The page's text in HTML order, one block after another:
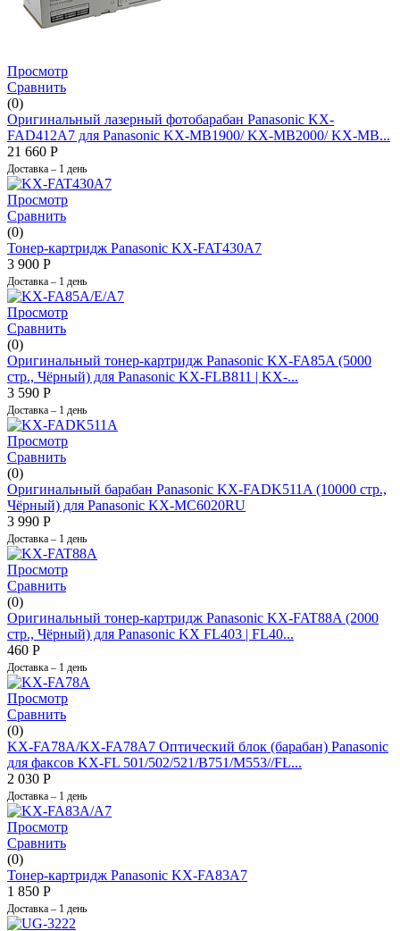
Просмотр
Сравнить
(0)
Оригинальный лазерный фотобарабан Panasonic KX-
FAD412A7 для Panasonic KX-MB1900/ KX-MB2000/ KX-MB...
21 660 Р
Доставка – 1 день
Просмотр
Сравнить
(0)
Тонер-картридж Panasonic KX-FAT430A7
3 900 Р
Доставка – 1 день
Просмотр
Сравнить
(0)
Оригинальный тонер-картридж Panasonic KX-FA85A (5000
стр., Чёрный) для Panasonic KX-FLB811 |​ KX-...
3 590 Р
Доставка – 1 день
Просмотр
Сравнить
(0)
Оригинальный барабан Panasonic KX-FADK511A (10000 стр.,
Чёрный) для Panasonic KX-MC6020RU
3 990 Р
Доставка – 1 день
Просмотр
Сравнить
(0)
Оригинальный тонер-картридж Panasonic KX-FAT88A (2000
стр., Чёрный) для Panasonic KX FL403 | FL40...
460 Р
Доставка – 1 день
Просмотр
Сравнить
(0)
KX-FA78A/KX-FA78A7 Оптический блок (барабан) Panasonic
для факсов KX-FL 501/502/521/B751/M553//FL...
2 030 Р
Доставка – 1 день
Просмотр
Сравнить
(0)
Тонер-картридж Panasonic KX-FA83А7
1 850 Р
Доставка – 1 день